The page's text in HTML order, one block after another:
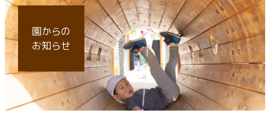
園からの
お知らせ